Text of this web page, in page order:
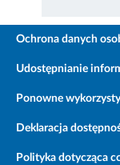
Ochrona danych
Udostępnianie
Ponowne
Deklaracja
Polityka dotycząca